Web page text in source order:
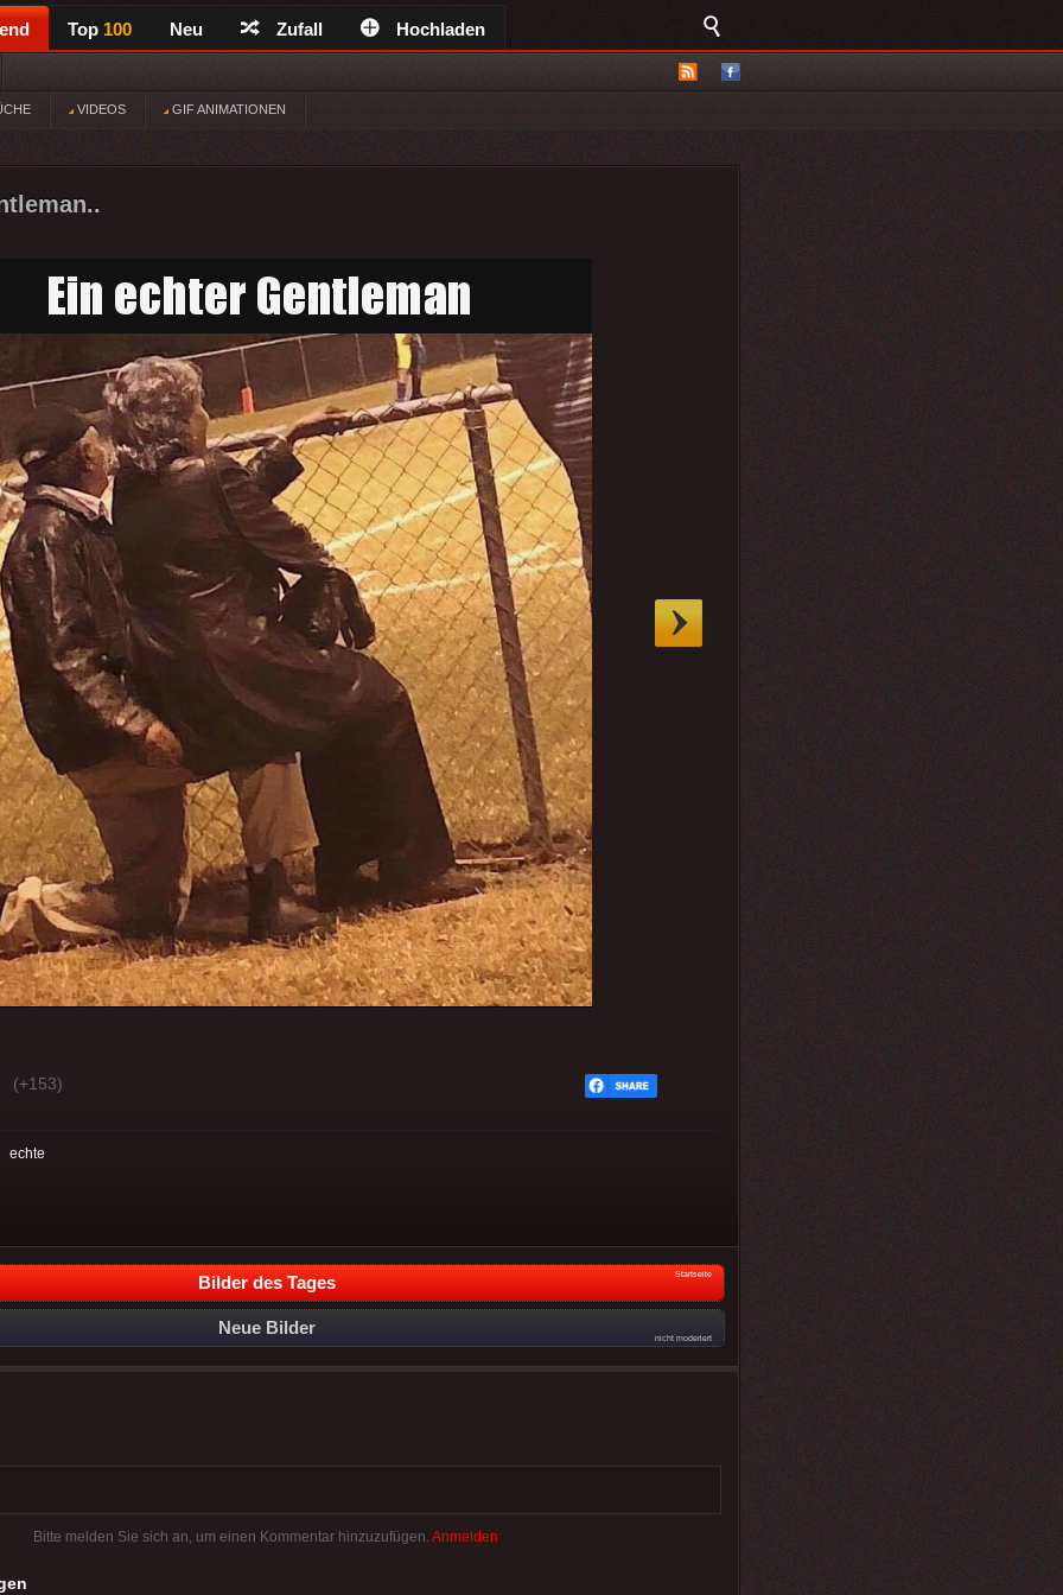
Top 100 Neu Zufall Hochladen
VIDEOS GIF ANIMATIONEN
(+153)
echte
Bilder des Tages Startseite
Neue Bilder
nicht moderiert
Bitte melden Sie sich an, um einen Kommentar hinzuzufügen. Anmelden